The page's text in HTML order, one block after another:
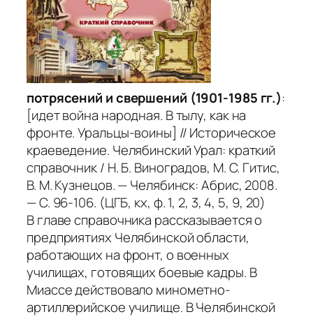
потрясений и свершений (1901-1985 гг.):
[идет война народная. В тылу, как на
фронте. Уральцы-воины] // Историческое
краеведение. Челябинский Урал: краткий
справочник / Н. Б. Виноградов, М. С. Гитис,
В. М. Кузнецов. — Челябинск: Абрис, 2008.
— С. 96-106. (ЦГБ, кх, ф. 1, 2, 3, 4, 5, 9, 20)
В главе справочника рассказывается о
предприятиях Челябинской области,
работающих на фронт, о военных
училищах, готовящих боевые кадры. В
Миассе действовало минометно-
артиллерийское училище. В Челябинской